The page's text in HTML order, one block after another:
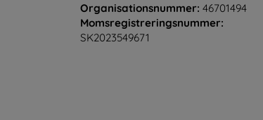
Organisationsnummer: 46701494
Momsregistreringsnummer:
SK2023549671